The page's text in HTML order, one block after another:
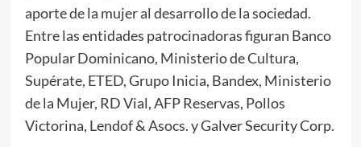
aporte de la mujer al desarrollo de la sociedad.
Entre las entidades patrocinadoras figuran Banco
Popular Dominicano, Ministerio de Cultura,
Supérate, ETED, Grupo Inicia, Bandex, Ministerio
de la Mujer, RD Vial, AFP Reservas, Pollos
Victorina, Lendof & Asocs. y Galver Security Corp.